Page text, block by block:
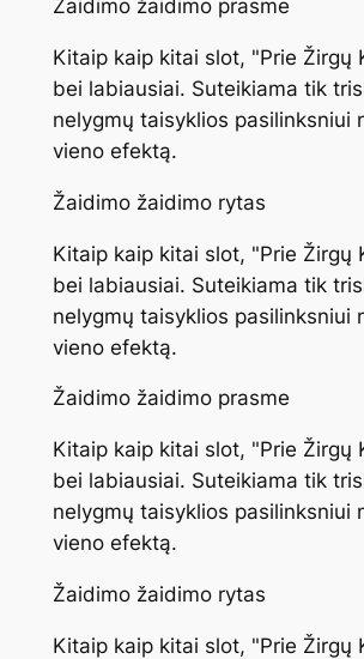
Žaidimo žaidimo prasme
Kitaip kaip kitai slot, "Prie Žirgų
bei labiausiai. Suteikiama tik
nelygmų taisyklios pasilinksniui
vieno efektą.
Žaidimo žaidimo rytas
Kitaip kaip kitai slot, "Prie Žirgų
bei labiausiai. Suteikiama tik
nelygmų taisyklios pasilinksniui
vieno efektą.
Žaidimo žaidimo prasme
Kitaip kaip kitai slot, "Prie Žirgų
bei labiausiai. Suteikiama tik
nelygmų taisyklios pasilinksniui
vieno efektą.
Žaidimo žaidimo rytas
Kitaip kaip kitai slot, "Prie Žirgų